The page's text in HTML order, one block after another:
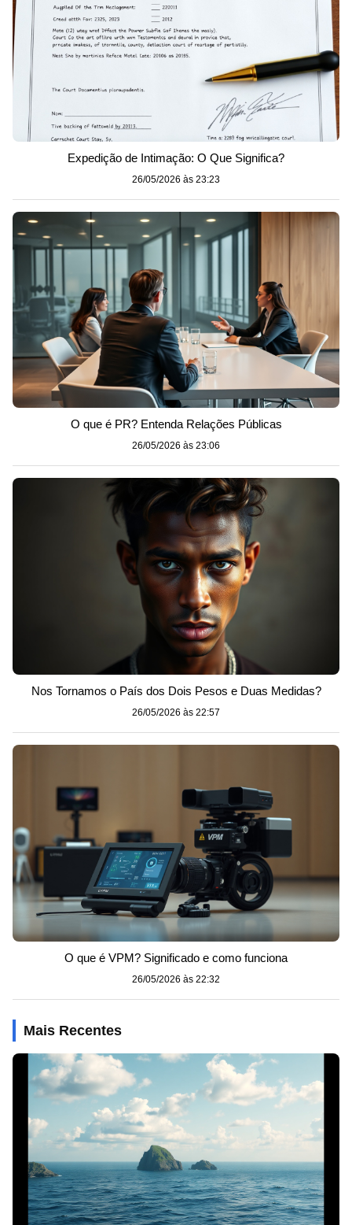
Expedição de Intimação: O Que Significa?
26/05/2026 às 23:23
O que é PR? Entenda Relações Públicas
26/05/2026 às 23:06
Nos Tornamos o País dos Dois Pesos e Duas Medidas?
26/05/2026 às 22:57
O que é VPM? Significado e como funciona
26/05/2026 às 22:32
Mais Recentes